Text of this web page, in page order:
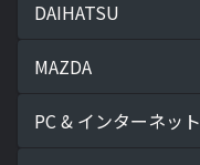
DAIHATSU
MAZDA
PC & インターネット